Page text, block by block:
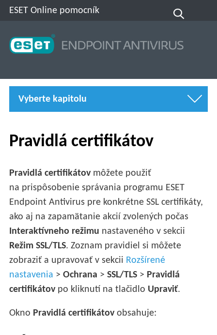
ESET Online pomocník
Vyberte kapitolu
Pravidlá certifikátov
Pravidlá certifikátovmôžete použiť
na prispôsobenie správania programu ESET
Endpoint Antivirus pre konkrétne SSL certifikáty,
ako aj na zapamätanie akcií zvolených počas
Interaktívneho režimu nastaveného v sekcii
Režim SSL/TLS. Zoznam pravidiel si môžete
zobraziť a upravovať v sekcii Rozšírené
nastavenia >Ochrana >SSL/TLS > Pravidlá
certifikátovpo kliknutí na tlačidlo Upraviť.
Okno Pravidlá certifikátovobsahuje: